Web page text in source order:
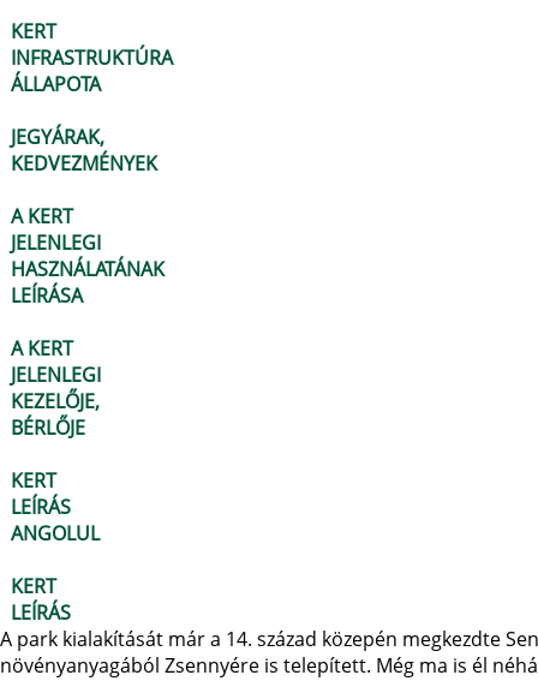
KERT
INFRASTRUKTÚRA
ÁLLAPOTA
JEGYÁRAK,
KEDVEZMÉNYEK
A KERT
JELENLEGI
HASZNÁLATÁNAK
LEÍRÁSA
A KERT
JELENLEGI
KEZELŐJE,
BÉRLŐJE
KERT
LEÍRÁS
ANGOLUL
KERT
LEÍRÁS
A park kialakítását már a 14. század közepén megkezdte
növényanyagából Zsennyére is telepített. Még ma is él